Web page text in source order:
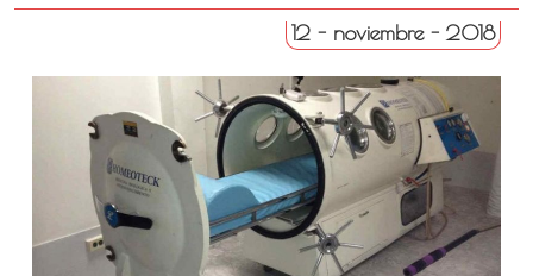
12 - noviembre - 2018